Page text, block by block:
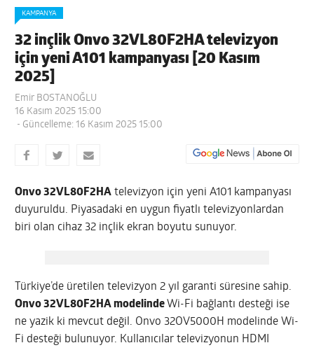
KAMPANYA
32 inçlik Onvo 32VL80F2HA televizyon
için yeni A101 kampanyası [20 Kasım
2025]
Emir BOSTANOĞLU
16 Kasım 2025 15:00
- Güncelleme: 16 Kasım 2025 15:00
Onvo 32VL80F2HA televizyon için yeni A101 kampanyası
duyuruldu. Piyasadaki en uygun fiyatlı televizyonlardan
biri olan cihaz 32 inçlik ekran boyutu sunuyor.
Türkiye’de üretilen televizyon 2 yıl garanti süresine sahip.
Onvo 32VL80F2HA modelinde Wi-Fi bağlantı desteği ise
ne yazik ki mevcut değil. Onvo 32OV5000H modelinde Wi-
Fi desteği bulunuyor. Kullanıcılar televizyonun HDMI